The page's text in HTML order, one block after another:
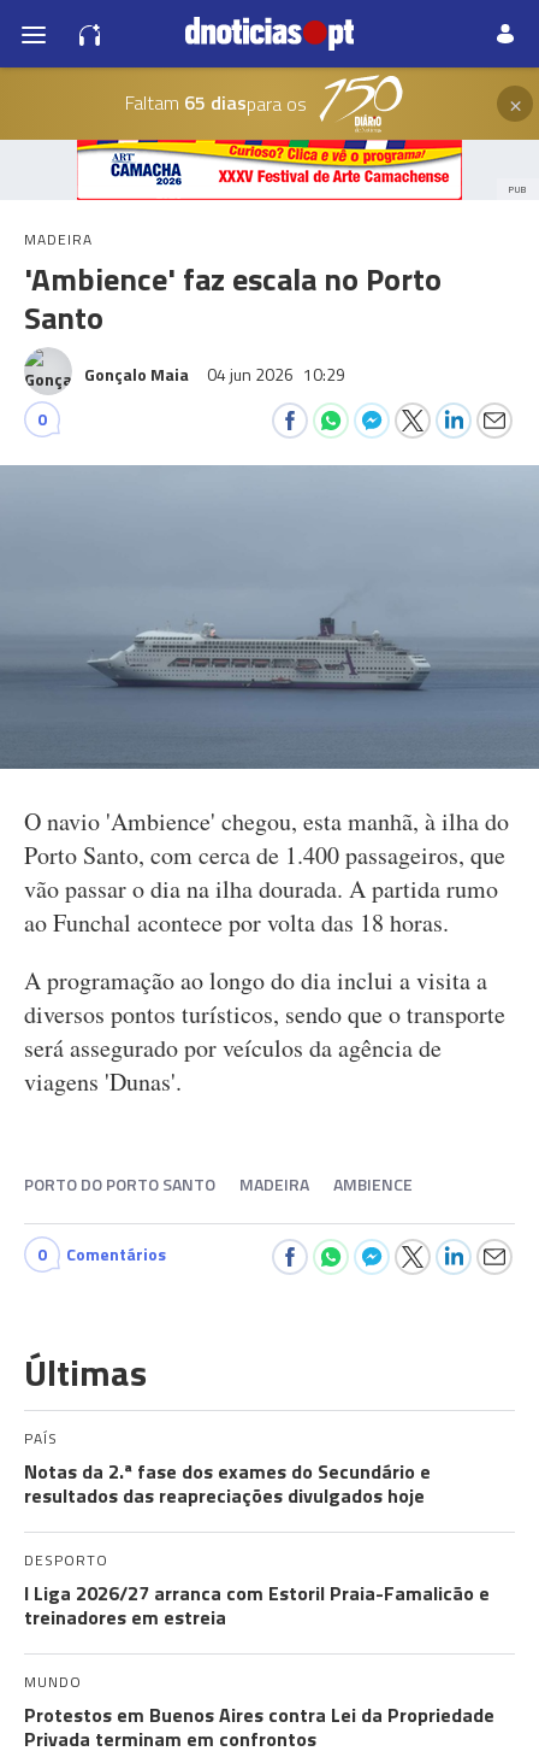
Faltam 65 diaspara os ×
PUB
MADEIRA
'Ambience' faz escala no Porto
Santo
Gonçalo Maia 04 jun 2026 10:29
0
O navio 'Ambience' chegou, esta manhã, à ilha do
Porto Santo, com cerca de 1.400 passageiros, que
vão passar o dia na ilha dourada. A partida rumo
ao Funchal acontece por volta das 18 horas.
A programação ao longo do dia inclui a visita a
diversos pontos turísticos, sendo que o transporte
será assegurado por veículos da agência de
viagens 'Dunas'.
PORTO DO PORTO SANTO MADEIRA AMBIENCE
0 Comentários
Últimas
PAÍS
Notas da 2.ª fase dos exames do Secundário e
resultados das reapreciações divulgados hoje
DESPORTO
I Liga 2026/27 arranca com Estoril Praia-Famalicão e
treinadores em estreia
MUNDO
Protestos em Buenos Aires contra Lei da Propriedade
Privada terminam em confrontos